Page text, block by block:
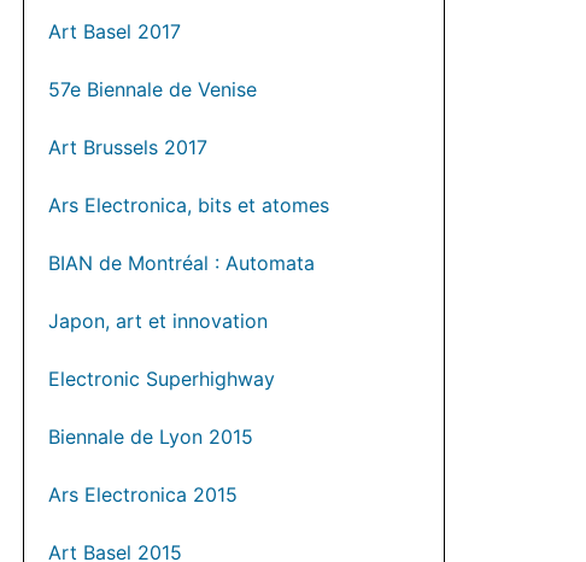
Art Basel 2017
57e Biennale de Venise
Art Brussels 2017
Ars Electronica, bits et atomes
BIAN de Montréal : Automata
Japon, art et innovation
Electronic Superhighway
Biennale de Lyon 2015
Ars Electronica 2015
Art Basel 2015